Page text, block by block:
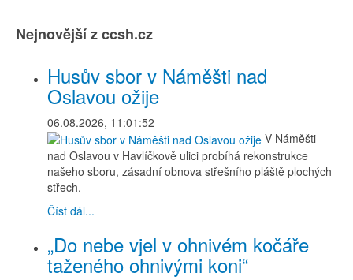
Nejnovější z ccsh.cz
Husův sbor v Náměšti nad
Oslavou ožije
06.08.2026, 11:01:52
V Náměšti
nad Oslavou v Havlíčkově ulici probíhá rekonstrukce
našeho sboru, zásadní obnova střešního pláště plochých
střech.
Číst dál...
„Do nebe vjel v ohnivém kočáře
taženého ohnivými koni“